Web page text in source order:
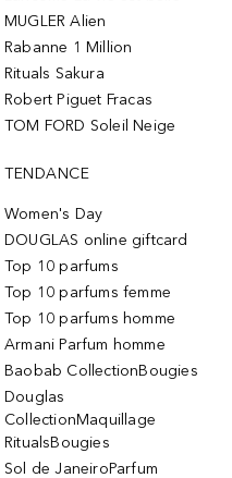
MUGLER Alien
Rabanne 1 Million
Rituals Sakura
Robert Piguet Fracas
TOM FORD Soleil Neige
TENDANCE
Women's Day
DOUGLAS online giftcard
Top 10 parfums
Top 10 parfums femme
Top 10 parfums homme
Armani Parfum homme
Baobab CollectionBougies
Douglas
CollectionMaquillage
RitualsBougies
Sol de JaneiroParfum